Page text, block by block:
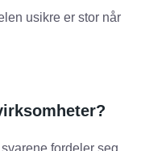
usikre er stor når
fordeler seg